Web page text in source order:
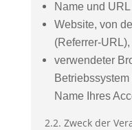
Name und
Website, von
(Referrer-URL),
verwendeter
Name Ihres
2.2. Zweck der